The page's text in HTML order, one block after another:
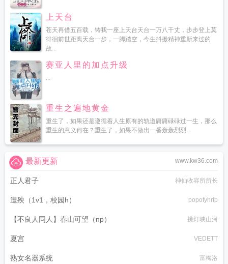
上天台
苍天再借五百载，铸我一座上天台天台一万八千丈，步步登上莫
徘徊前世距离天台一步，一脚踏空，今生抖擞精神重新来过的
故...
赛亚人里的加点升级
...
重生之遍地黄金
重生了，如果还是遵循着人生原有的轨道庸庸碌碌过一生，那么
重生的意义何在？重生了，如果不做出一番轰轰烈烈...
www.kw36.com
最新更新
正人君子 神仙收容所所长
遭殃（1v1，校园h） popofyhrfp
【不良人同人】春山可望（np） 挑灯映山河
夏宫 VEDETT
熟女名器系统 富梅洛